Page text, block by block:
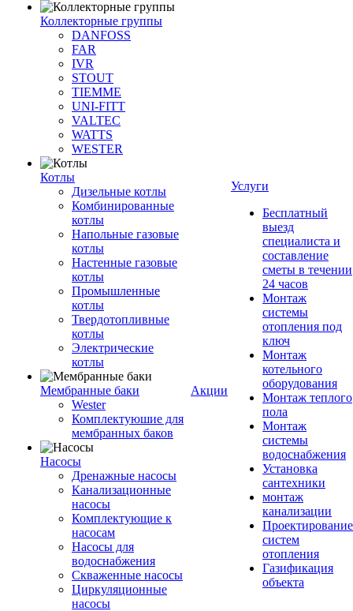
Коллекторные группы
DANFOSS
FAR
IVR
STOUT
TIEMME
UNI-FITT
VALTEC
WATTS
WESTER
Котлы
Дизельные котлы
Комбинированные
котлы
Напольные газовые
котлы
Настенные газовые
котлы
Промышленные
котлы
Твердотопливные
котлы
Электрические
котлы
Мембранные баки
Wester
Комплектуюшие для
мембранных баков
Насосы
Дренажные насосы
Канализационные
насосы
Комплектующие к
насосам
Насосы для
водоснабжения
Скваженные насосы
Циркуляционные
насосы
Акции
Услуги
Бесплатный
выезд
специалиста и
составление
сметы в течении
24 часов
Монтаж
системы
отопления под
ключ
Монтаж
котельного
оборудования
Монтаж теплого
пола
Монтаж
системы
водоснабжения
Установка
сантехники
монтаж
канализации
Проектирование
систем
отопления
Газификация
объекта